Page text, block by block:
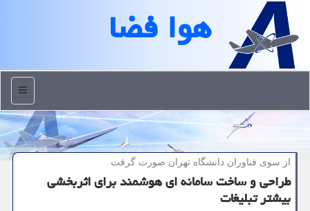
هوا فضا
منو
از سوی فناوران دانشگاه تهران صورت گرفت
طراحی و ساخت سامانه ای هوشمند برای اثربخشی
بیشتر تبلیغات